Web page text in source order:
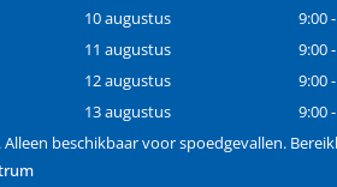
10 augustus
9:00
11 augustus
9:00
12 augustus
9:00
13 augustus
9:00
beschikbaar voor spoedgevallen.